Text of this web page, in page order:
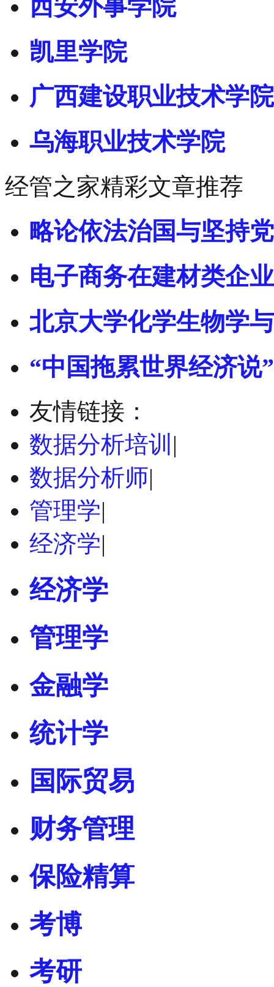
西安外事学院
凯里学院
广西建设职业技术学院
乌海职业技术学院
经管之家精彩文章推荐
略论依法治国与坚持
电子商务在建材类企
北京大学化学生物学
“中国拖累世界经济说
友情链接：
数据分析培训 |
数据分析师|
管理学|
经济学|
经济学
管理学
金融学
统计学
国际贸易
财务管理
保险精算
考博
考研